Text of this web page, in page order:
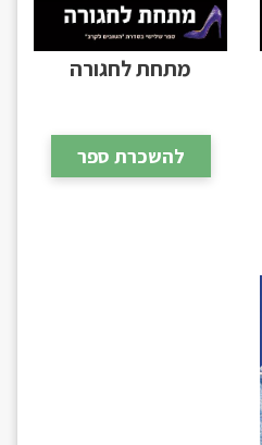
מתחת לחגורה
להשכרת ספר